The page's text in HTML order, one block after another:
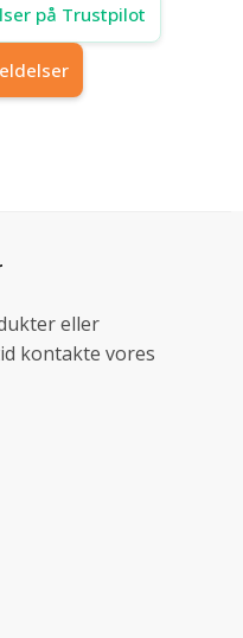
på Trustpilot
eller
kontakte vores